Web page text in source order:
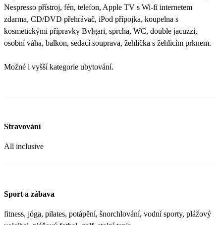
Nespresso přístroj, fén, telefon, Apple TV s Wi-fi internetem
zdarma, CD/DVD přehrávač, iPod přípojka, koupelna s
kosmetickými přípravky Bvlgari, sprcha, WC, double jacuzzi,
osobní váha, balkon, sedací souprava, žehlička s žehlicím prknem.
Možné i vyšší kategorie ubytování.
Stravování
All inclusive
Sport a zábava
fitness, jóga, pilates, potápění, šnorchlování, vodní sporty, plážový